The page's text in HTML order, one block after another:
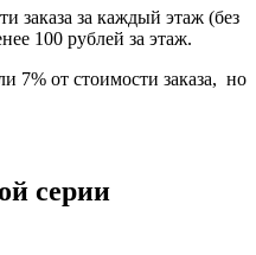
заказа за каждый этаж (без
100 рублей за этаж.
7% от стоимости заказа, но
серии